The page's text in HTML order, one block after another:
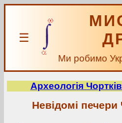
☰
Ми робимо
Археологія
Невідомі